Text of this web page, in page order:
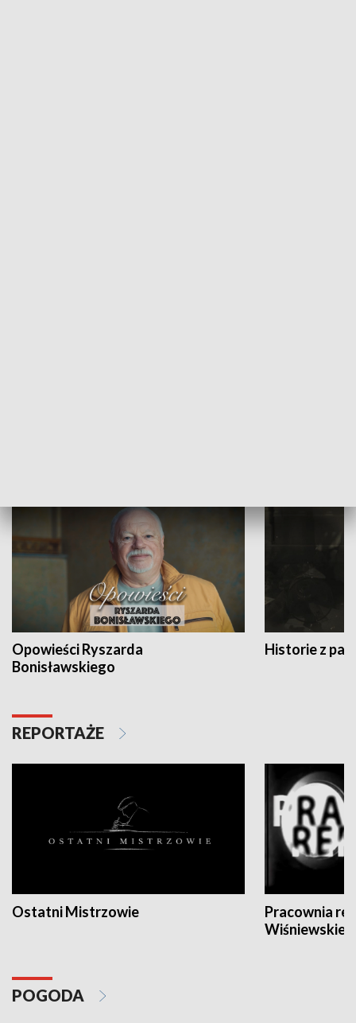
Opowieści Ryszarda
Bonisławskiego
Historie z
REPORTAŻE
Ostatni Mistrzowie
Pracownia
POGODA